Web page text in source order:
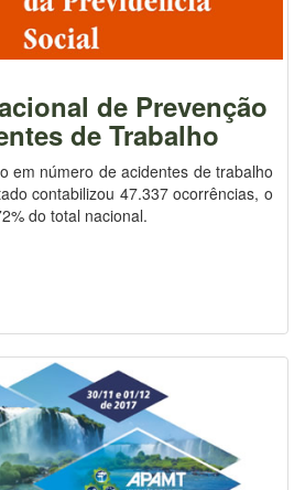
de Prevenção
de Trabalho
em número de acidentes de trabalho
contabilizou 47.337 ocorrências, o
do total nacional.